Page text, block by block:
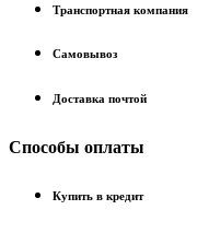
Транспортная компания
Самовывоз
Доставка почтой
Способы оплаты
Купить в кредит